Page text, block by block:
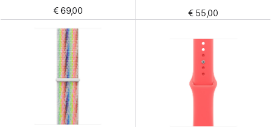
€ 69,00 € 55,00